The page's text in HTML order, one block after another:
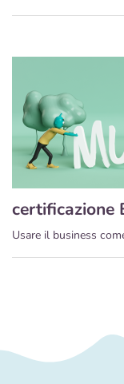
certificazione
Usare il business